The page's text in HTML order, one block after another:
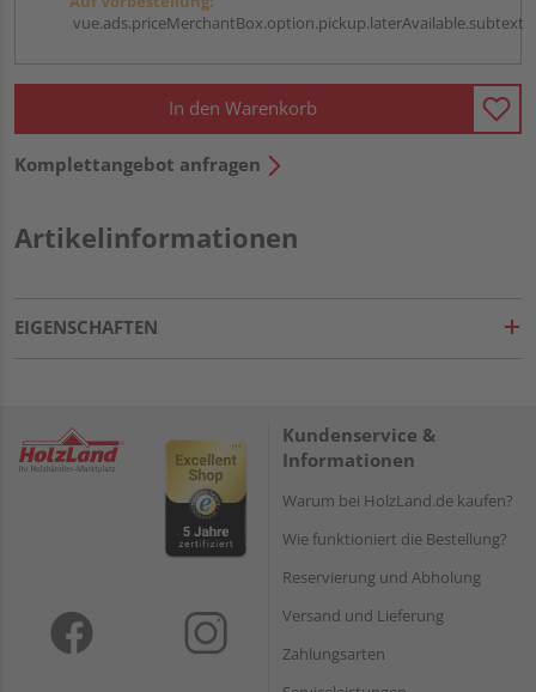
vue.ads.priceMerchantBox.option.pickup.laterAvailable.subtext
In den Warenkorb
Komplettangebot anfragen
Artikelinformationen
EIGENSCHAFTEN
Kundenservice &
Informationen
Warum bei HolzLand.de kaufen?
Wie funktioniert die Bestellung?
Reservierung und Abholung
Versand und Lieferung
Zahlungsarten